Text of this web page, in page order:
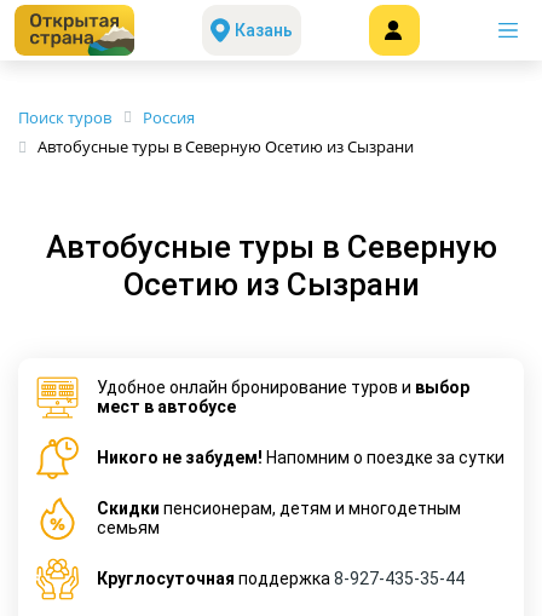
Казань
Поиск туров
Россия
Автобусные туры в Северную Осетию из Сызрани
Автобусные туры в Северную
Осетию из Сызрани
Удобное онлайн бронирование туров и выбор
мест в автобусе
Никого не забудем! Напомним о поездке за сутки
Cкидки пенсионерам, детям и многодетным
семьям
Круглосуточная поддержка 8-927-435-35-44